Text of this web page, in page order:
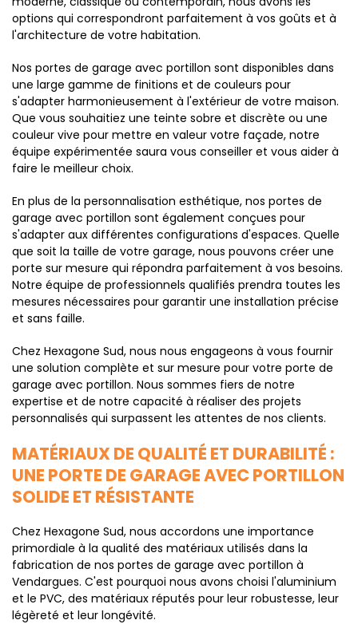
options qui correspondront parfaitement à vos goûts et à
l'architecture de votre habitation.
Nos portes de garage avec portillon sont disponibles dans
une large gamme de finitions et de couleurs pour
s'adapter harmonieusement à l'extérieur de votre maison.
Que vous souhaitiez une teinte sobre et discrète ou une
couleur vive pour mettre en valeur votre façade, notre
équipe expérimentée saura vous conseiller et vous aider à
faire le meilleur choix.
En plus de la personnalisation esthétique, nos portes de
garage avec portillon sont également conçues pour
s'adapter aux différentes configurations d'espaces. Quelle
que soit la taille de votre garage, nous pouvons créer une
porte sur mesure qui répondra parfaitement à vos besoins.
Notre équipe de professionnels qualifiés prendra toutes les
mesures nécessaires pour garantir une installation précise
et sans faille.
Chez Hexagone Sud, nous nous engageons à vous fournir
une solution complète et sur mesure pour votre porte de
garage avec portillon. Nous sommes fiers de notre
expertise et de notre capacité à réaliser des projets
personnalisés qui surpassent les attentes de nos clients.
MATÉRIAUX DE QUALITÉ ET DURABILITÉ :
UNE PORTE DE GARAGE AVEC PORTILLON
SOLIDE ET RÉSISTANTE
Chez Hexagone Sud, nous accordons une importance
primordiale à la qualité des matériaux utilisés dans la
fabrication de nos portes de garage avec portillon à
Vendargues. C'est pourquoi nous avons choisi l'aluminium
et le PVC, des matériaux réputés pour leur robustesse, leur
légèreté et leur longévité.